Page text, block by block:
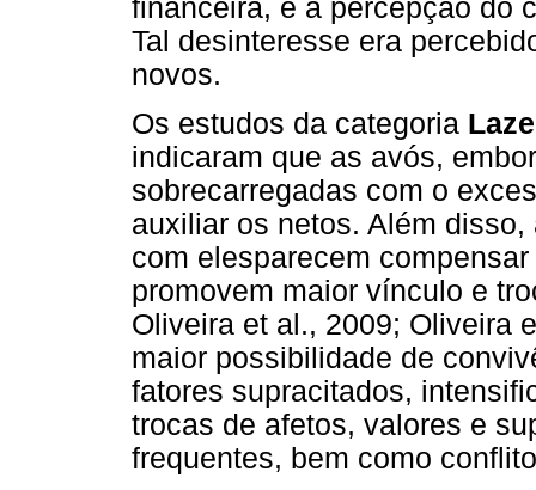
financeira, e a percepção do
Tal desinteresse era
novos.
Os estudos da categoria
indicaram que as avós,
sobrecarregadas com o
auxiliar os netos. Além
com elesparecem
promovem maior vínculo e
Oliveira et al., 2009; Oliveira
maior possibilidade de
fatores supracitados,
trocas de afetos, valores e
frequentes, bem como